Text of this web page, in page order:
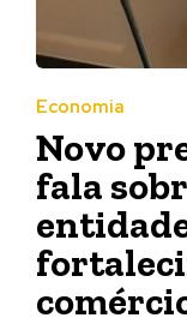
Economia
Novo
fala